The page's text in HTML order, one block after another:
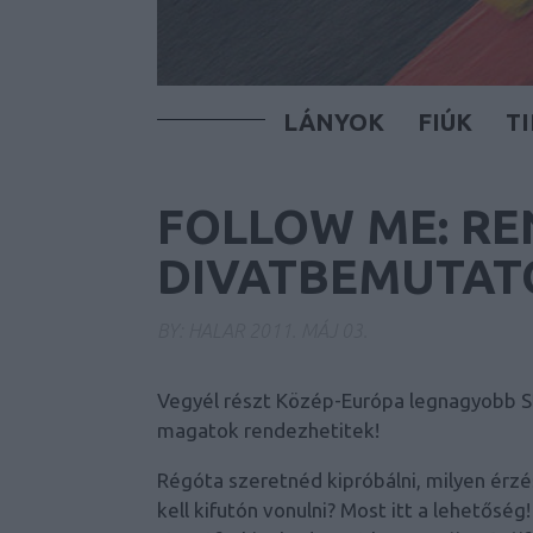
LÁNYOK FIÚK
FOLLOW ME:
Vegyél részt Közép-Európa legnagyobb
magatok rendezhetitek!
Régóta szeretnéd kipróbálni, milyen
kell kifutón vonulni? Most itt a